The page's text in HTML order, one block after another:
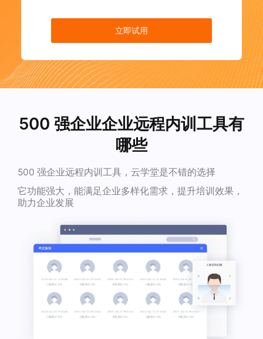
立即试用
500 强企业企业远程内训工具有
哪些
500 强企业远程内训工具，云学堂是不错的选择
它功能强大，能满足企业多样化需求，提升培训效果，
助力企业发展